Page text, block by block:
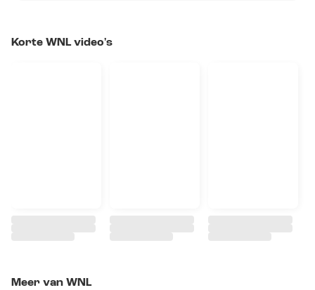
Korte WNL video's
Meer van WNL